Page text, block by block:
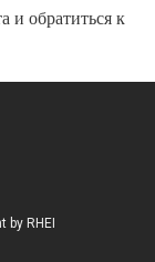
и обратиться к